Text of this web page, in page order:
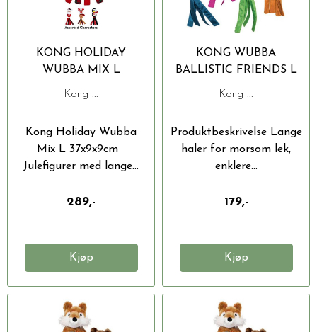
KONG HOLIDAY
WUBBA MIX L
37X9X9CM
Kong ...
Kong Holiday Wubba
Mix L 37x9x9cm
Julefigurer med lange...
289,-
Kjøp
KONG WUBBA
BALLISTIC FRIENDS L
42X11X11.5CM
Kong ...
Produktbeskrivelse Lange
haler for morsom lek,
enklere...
179,-
Kjøp